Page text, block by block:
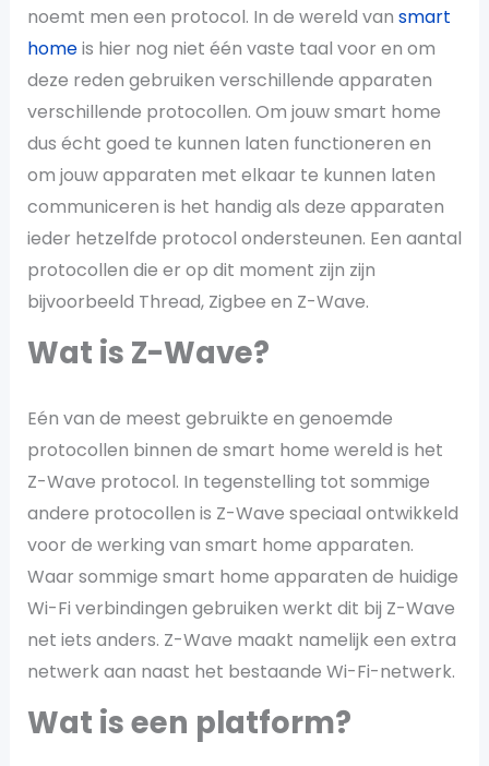
noemt men een protocol. In de wereld van smart
homeis hier nog niet één vaste taal voor en om
deze reden gebruiken verschillende apparaten
verschillende protocollen. Om jouw smart home
dus écht goed te kunnen laten functioneren en
om jouw apparaten met elkaar te kunnen laten
communiceren is het handig als deze apparaten
ieder hetzelfde protocol ondersteunen. Een aantal
protocollen die er op dit moment zijn zijn
bijvoorbeeld Thread, Zigbee en Z-Wave.
Wat is Z-Wave?
Eén van de meest gebruikte en genoemde
protocollen binnen de smart home wereld is het
Z-Wave protocol. In tegenstelling tot sommige
andere protocollen is Z-Wave speciaal ontwikkeld
voor de werking van smart home apparaten.
Waar sommige smart home apparaten de huidige
Wi-Fi verbindingen gebruiken werkt dit bij Z-Wave
net iets anders. Z-Wave maakt namelijk een extra
netwerk aan naast het bestaande Wi-Fi-netwerk.
Wat is een platform?